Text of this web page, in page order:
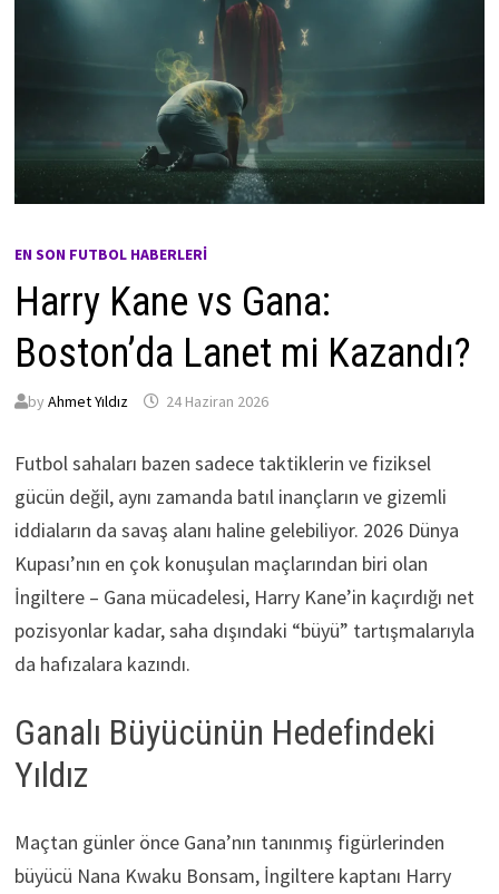
EN SON FUTBOL HABERLERI
Harry Kane vs Gana:
Boston’da Lanet mi Kazandı?
by Ahmet Yıldız 24 Haziran 2026
Futbol sahaları bazen sadece taktiklerin ve fiziksel
gücün değil, aynı zamanda batıl inançların ve gizemli
iddiaların da savaş alanı haline gelebiliyor. 2026 Dünya
Kupası’nın en çok konuşulan maçlarından biri olan
İngiltere – Gana mücadelesi, Harry Kane’in kaçırdığı net
pozisyonlar kadar, saha dışındaki “büyü” tartışmalarıyla
da hafızalara kazındı.
Ganalı Büyücünün Hedefindeki
Yıldız
Maçtan günler önce Gana’nın tanınmış figürlerinden
büyücü Nana Kwaku Bonsam, İngiltere kaptanı Harry